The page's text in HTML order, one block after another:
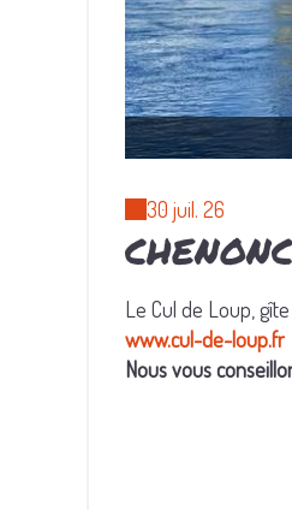
30 juil. 26
Le Cul de Loup,
www.cul-de-loup.fr
Nous vous